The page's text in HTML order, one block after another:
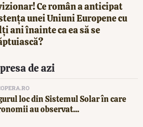
Ce român a anticipat
unei Uniuni Europene cu
ani înainte ca ea să se
de azi
loc din Sistemul Solar în care
au observat...